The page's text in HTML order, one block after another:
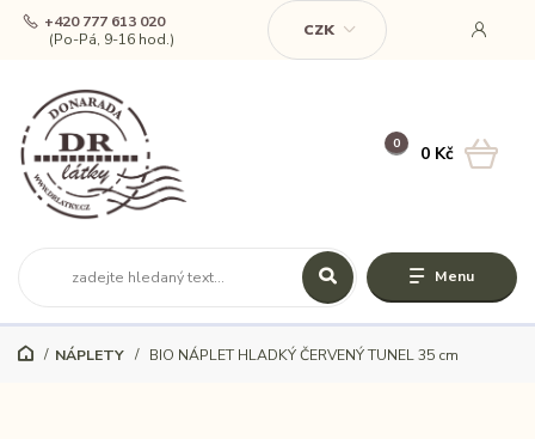
Menu
CZK
+420 777 613 020
(Po-Pá, 9-16 hod.)
0 0 Kč
NÁPLETY BIO NÁPLET HLADKÝ ČERVENÝ TUNEL 35 cm